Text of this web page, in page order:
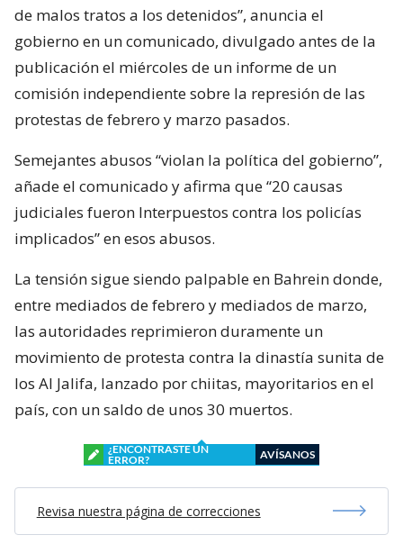
de malos tratos a los detenidos”, anuncia el
gobierno en un comunicado, divulgado antes de la
publicación el miércoles de un informe de un
comisión independiente sobre la represión de las
protestas de febrero y marzo pasados.
Semejantes abusos “violan la política del gobierno”,
añade el comunicado y afirma que “20 causas
judiciales fueron Interpuestos contra los policías
implicados” en esos abusos.
La tensión sigue siendo palpable en Bahrein donde,
entre mediados de febrero y mediados de marzo,
las autoridades reprimieron duramente un
movimiento de protesta contra la dinastía sunita de
los Al Jalifa, lanzado por chiitas, mayoritarios en el
país, con un saldo de unos 30 muertos.
¿ENCONTRASTE UN
ERROR?
AVÍSANOS
Revisa nuestra página de correcciones